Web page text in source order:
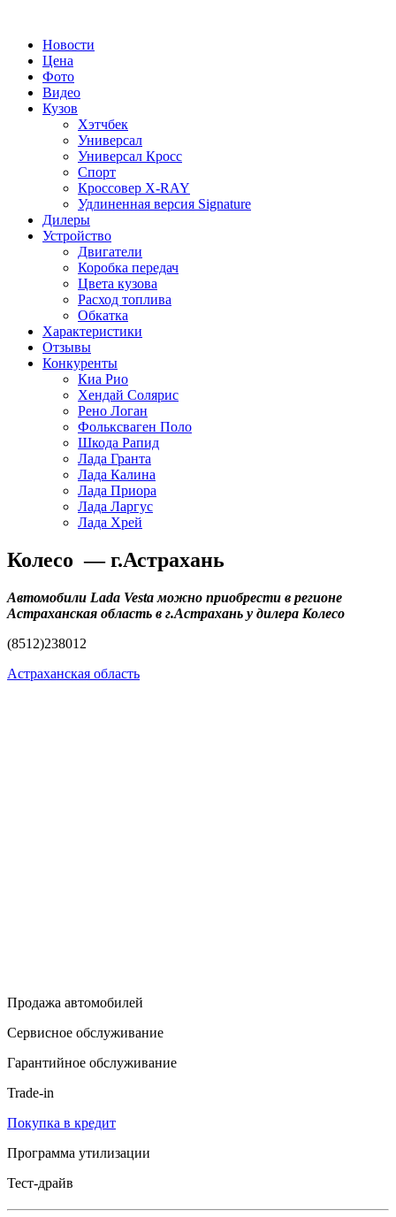
Новости
Цена
Фото
Видео
Кузов
Хэтчбек
Универсал
Универсал Кросс
Спорт
Кроссовер X-RAY
Удлиненная версия Signature
Дилеры
Устройство
Двигатели
Коробка передач
Цвета кузова
Расход топлива
Обкатка
Характеристики
Отзывы
Конкуренты
Киа Рио
Хендай Солярис
Рено Логан
Фольксваген Поло
Шкода Рапид
Лада Гранта
Лада Калина
Лада Приора
Лада Ларгус
Лада Хрей
Колесо — г.Астрахань
Автомобили Lada Vesta можно приобрести в регионе
Астраханская область в г.Астрахань у дилера Колесо
(8512)238012
Астраханская область
Продажа автомобилей
Сервисное обслуживание
Гарантийное обслуживание
Trade-in
Покупка в кредит
Программа утилизации
Тест-драйв